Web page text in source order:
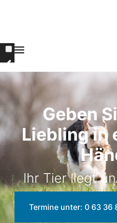
Geben
Liebling in
Ihr Tier liegt
Termine unter: 0 63 36